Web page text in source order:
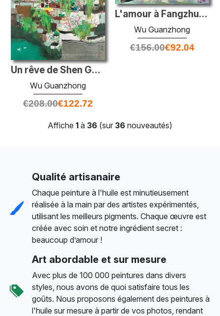
L'amour à Fangzhuang
Wu Guanzhong
€156.00€92.04
Un rêve de Shen Garden
Wu Guanzhong
€208.00€122.72
Affiche 1 à 36 (sur 36 nouveautés)
Qualité artisanaire
Chaque peinture à l'huile est minutieusement
réalisée à la main par des artistes expérimentés,
utilisant les meilleurs pigments. Chaque œuvre est
créée avec soin et notre ingrédient secret :
beaucoup d’amour !
Art abordable et sur mesure
Avec plus de 100 000 peintures dans divers
styles, nous avons de quoi satisfaire tous les
goûts. Nous proposons également des peintures à
l'huile sur mesure à partir de vos photos, rendant